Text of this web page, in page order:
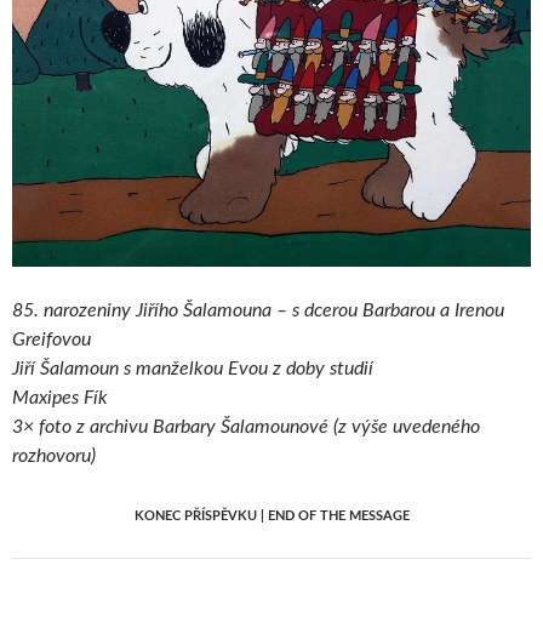
85. narozeniny Jiřího Šalamouna – s dcerou Barbarou a Irenou
Greifovou
Jiří Šalamoun s manželkou Evou z doby studií
Maxipes Fík
3× foto z archivu Barbary Šalamounové (z výše uvedeného
rozhovoru)
KONEC PŘÍSPĚVKU | END OF THE MESSAGE